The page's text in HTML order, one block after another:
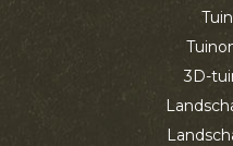
3D-